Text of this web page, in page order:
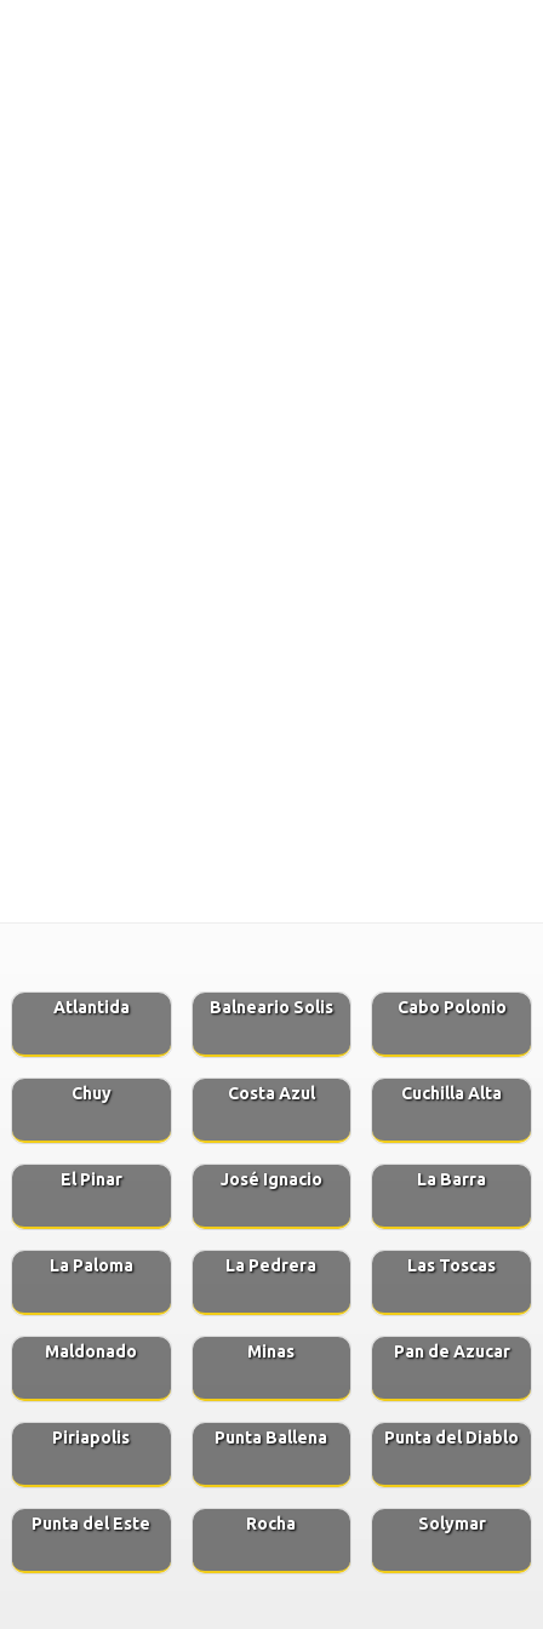
Atlantida Balneario Solis Cabo Polonio
Chuy Costa Azul Cuchilla Alta
El Pinar José Ignacio La Barra
La Paloma La Pedrera Las Toscas
Maldonado Minas Pan de Azucar
Piriapolis Punta Ballena Punta del Diablo
Punta del Este Rocha Solymar